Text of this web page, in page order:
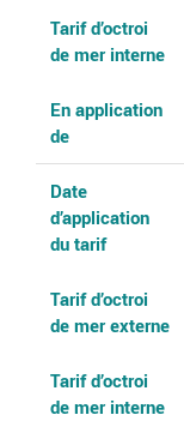
Tarif d’octroi
de mer interne
En application
de
Date
d’application
du tarif
Tarif d’octroi
de mer externe
Tarif d’octroi
de mer interne